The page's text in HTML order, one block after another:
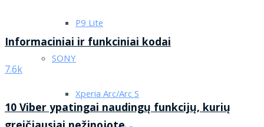
P9 Lite
SONY
Xperia Arc/Arc S
Informaciniai ir funkciniai kodai
7.6k
10 Viber ypatingai naudingų funkcijų, kurių